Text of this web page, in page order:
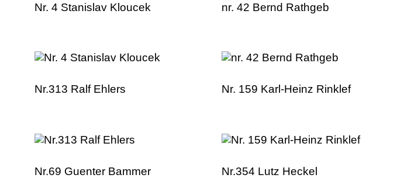
Nr. 4 Stanislav Kloucek nr. 42 Bernd Rathgeb
Nr.313 Ralf Ehlers Nr. 159 Karl-Heinz Rinklef
Nr.69 Guenter Bammer Nr.354 Lutz Heckel